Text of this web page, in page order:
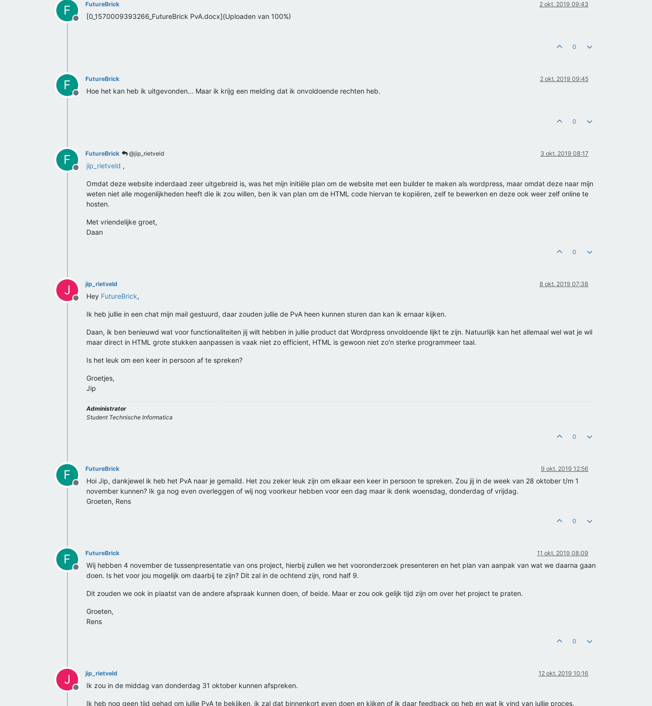
F
Offline
FutureBrick 2 okt. 2019 09:43
[0_1570009393266_FutureBrick PvA.docx](Uploaden van 100%)
0
F
Offline
FutureBrick 2 okt. 2019 09:45
Hoe het kan heb ik uitgevonden... Maar ik krijg een melding dat ik onvoldoende rechten heb.
0
F
Offline
FutureBrick @jip_rietveld 3 okt. 2019 08:17
jip_rietveld ,
Omdat deze website inderdaad zeer uitgebreid is, was het mijn initiële plan om de website met een builder te maken als wordpress, maar omdat deze naar mijn
weten niet alle mogenlijkheden heeft die ik zou willen, ben ik van plan om de HTML code hiervan te kopiëren, zelf te bewerken en deze ook weer zelf online te
hosten.
Met vriendelijke groet,
Daan
0
J
Offline
jip_rietveld 8 okt. 2019 07:38
Hey FutureBrick,
Ik heb jullie in een chat mijn mail gestuurd, daar zouden jullie de PvA heen kunnen sturen dan kan ik ernaar kijken.
Daan, ik ben benieuwd wat voor functionaliteiten jij wilt hebben in jullie product dat Wordpress onvoldoende lijkt te zijn. Natuurlijk kan het allemaal wel wat je wil
maar direct in HTML grote stukken aanpassen is vaak niet zo efficient, HTML is gewoon niet zo'n sterke programmeer taal.
Is het leuk om een keer in persoon af te spreken?
Groetjes,
Jip
Administrator
Student Technische Informatica
0
F
Offline
FutureBrick 9 okt. 2019 12:56
Hoi Jip, dankjewel ik heb het PvA naar je gemaild. Het zou zeker leuk zijn om elkaar een keer in persoon te spreken. Zou jij in de week van 28 oktober t/m 1
november kunnen? Ik ga nog even overleggen of wij nog voorkeur hebben voor een dag maar ik denk woensdag, donderdag of vrijdag.
Groeten, Rens
0
F
Offline
FutureBrick 11 okt. 2019 08:09
Wij hebben 4 november de tussenpresentatie van ons project, hierbij zullen we het vooronderzoek presenteren en het plan van aanpak van wat we daarna gaan
doen. Is het voor jou mogelijk om daarbij te zijn? Dit zal in de ochtend zijn, rond half 9.
Dit zouden we ook in plaatst van de andere afspraak kunnen doen, of beide. Maar er zou ook gelijk tijd zijn om over het project te praten.
Groeten,
Rens
0
J
Offline
jip_rietveld 12 okt. 2019 10:16
Ik zou in de middag van donderdag 31 oktober kunnen afspreken.
Ik heb nog geen tijd gehad om jullie PvA te bekijken, ik zal dat binnenkort even doen en kijken of ik daar feedback op heb en wat ik vind van jullie proces.